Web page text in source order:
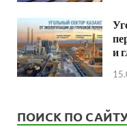
и
ПОИСК ПО